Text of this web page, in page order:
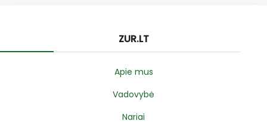
ZUR.LT
Apie mus
Vadovybė
Nariai